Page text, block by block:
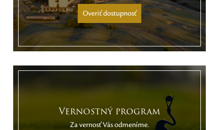
Overiť dostupnosť
Vernostný program
Za vernosť Vás odmeníme.